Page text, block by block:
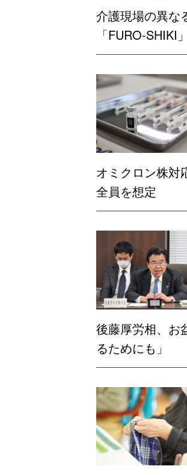
介護現場の異な
「FURO-SHIKI
オミクロン株
全員を想定
後藤厚労相、
るためにも」